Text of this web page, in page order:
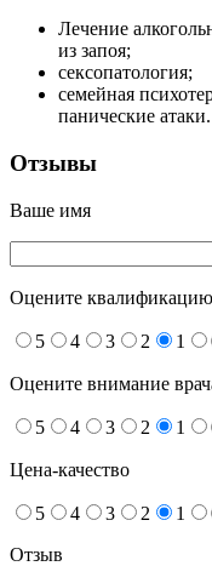
Лечение
из запоя;
сексопатология;
семейная
панические атаки.
Отзывы
Ваше имя
Оцените квалификацию
5 4 3 2 1
Оцените внимание
5 4 3 2 1
Цена-качество
5 4 3 2 1
Отзыв